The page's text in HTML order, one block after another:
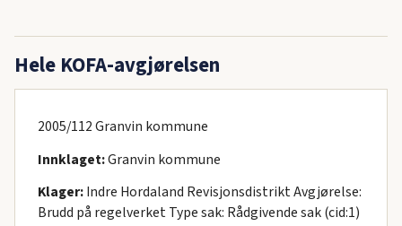
Hele KOFA-avgjørelsen
2005/112 Granvin kommune
Innklaget:Granvin kommune
Klager:Indre Hordaland Revisjonsdistrikt Avgjørelse:
Brudd på regelverket Type sak: Rådgivende sak (cid:1)